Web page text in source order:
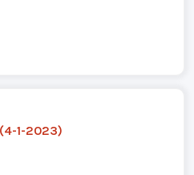
1-2023)